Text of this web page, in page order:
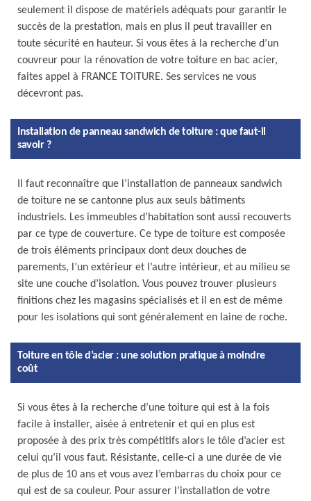
seulement il dispose de matériels adéquats pour garantir le
succès de la prestation, mais en plus il peut travailler en
toute sécurité en hauteur. Si vous êtes à la recherche d’un
couvreur pour la rénovation de votre toiture en bac acier,
faites appel à FRANCE TOITURE. Ses services ne vous
décevront pas.
Installation de panneau sandwich de toiture : que faut-il
savoir ?
Il faut reconnaître que l’installation de panneaux sandwich
de toiture ne se cantonne plus aux seuls bâtiments
industriels. Les immeubles d’habitation sont aussi recouverts
par ce type de couverture. Ce type de toiture est composée
de trois éléments principaux dont deux douches de
parements, l’un extérieur et l’autre intérieur, et au milieu se
site une couche d’isolation. Vous pouvez trouver plusieurs
finitions chez les magasins spécialisés et il en est de même
pour les isolations qui sont généralement en laine de roche.
Toiture en tôle d’acier : une solution pratique à moindre
coût
Si vous êtes à la recherche d’une toiture qui est à la fois
facile à installer, aisée à entretenir et qui en plus est
proposée à des prix très compétitifs alors le tôle d’acier est
celui qu’il vous faut. Résistante, celle-ci a une durée de vie
de plus de 10 ans et vous avez l’embarras du choix pour ce
qui est de sa couleur. Pour assurer l’installation de votre